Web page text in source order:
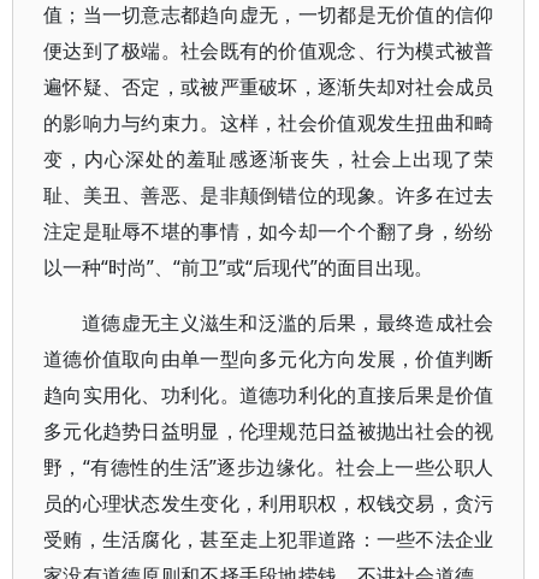
值；当一切意志都趋向虚无，一切都是无价值的信仰
便达到了极端。社会既有的价值观念、行为模式被普
遍怀疑、否定，或被严重破坏，逐渐失却对社会成员
的影响力与约束力。这样，社会价值观发生扭曲和畸
变，内心深处的羞耻感逐渐丧失，社会上出现了荣
耻、美丑、善恶、是非颠倒错位的现象。许多在过去
注定是耻辱不堪的事情，如今却一个个翻了身，纷纷
以一种“时尚”、“前卫”或“后现代”的面目出现。
道德虚无主义滋生和泛滥的后果，最终造成社会
道德价值取向由单一型向多元化方向发展，价值判断
趋向实用化、功利化。道德功利化的直接后果是价值
多元化趋势日益明显，伦理规范日益被抛出社会的视
野，“有德性的生活”逐步边缘化。社会上一些公职人
员的心理状态发生变化，利用职权，权钱交易，贪污
受贿，生活腐化，甚至走上犯罪道路：一些不法企业